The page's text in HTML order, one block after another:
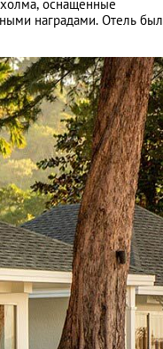
оснащенные
наградами. Отель был